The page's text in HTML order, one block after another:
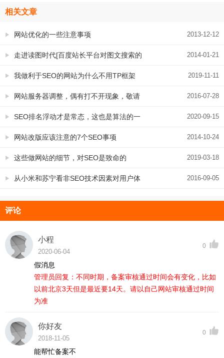
相关文章
2013-12-12
网站优化的一些注意事项
2014-01-21
走进读图时代[百度站长平台对图文搜索的
解释] 2019-11-11
我做利于SEO的网站为什么不用TP框架
2016-07-28
网站服务器调整，偶有打不开现象，敬请
谅解 2020-09-15
SEO排名浮动才是常态，这也是算法的一
部分 2014-10-24
网站改版应该注意的7个SEO事项
2019-03-18
这些做网站的细节，对SEO是致命的
2016-09-05
从小米和苏宁看非SEO技术因素对用户体
评论
小程
2020-06-04
0
假消息
管理员回复：不同时期，备案审核通过时间会有变化，比如
以前北京3天但是最近要14天。请以自己网站审核通过时间
为准
你好友
2018-11-05
0
能帮忙备案不